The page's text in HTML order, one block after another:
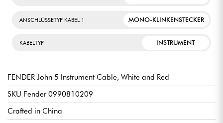
ANSCHLÜSSETYP KABEL 1 MONO-KLINKENSTECKER
KABELTYP INSTRUMENT
FENDER John 5 Instrument Cable, White and Red
SKU Fender 0990810209
Crafted in China